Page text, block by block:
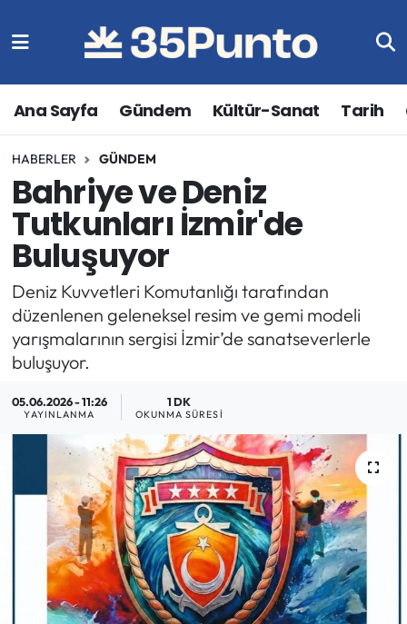
Ana Sayfa Gündem Kültür-Sanat Tarih
HABERLER GÜNDEM
Bahriye ve Deniz
Tutkunları İzmir'de
Buluşuyor
Deniz Kuvvetleri Komutanlığı tarafından
düzenlenen geleneksel resim ve gemi modeli
yarışmalarının sergisi İzmir’de sanatseverlerle
buluşuyor.
05.06.2026 - 11:26
YAYINLANMA
1 DK
OKUNMA SÜRESI